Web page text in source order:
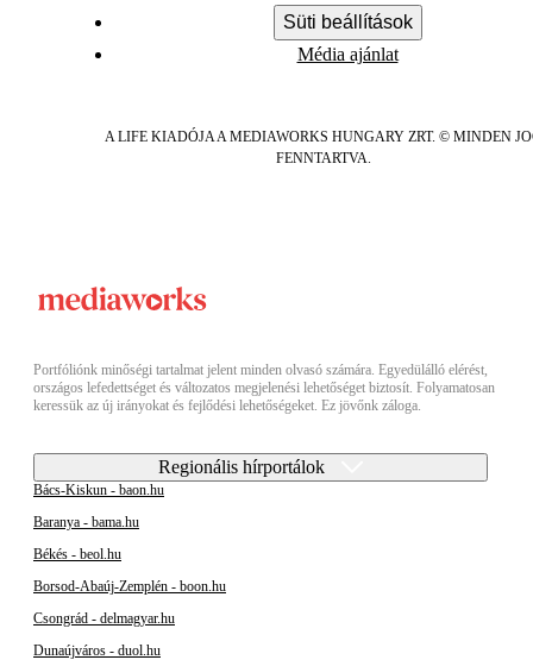
Süti beállítások
Média ajánlat
A LIFE KIADÓJA A MEDIAWORKS HUNGARY ZRT. © MINDEN
FENNTARTVA.
Portfóliónk minőségi tartalmat jelent minden olvasó számára. Egyedülálló elérést,
országos lefedettséget és változatos megjelenési lehetőséget biztosít. Folyamatosan
keressük az új irányokat és fejlődési lehetőségeket. Ez jövőnk záloga.
Regionális hírportálok
Bács-Kiskun - baon.hu
Baranya - bama.hu
Békés - beol.hu
Borsod-Abaúj-Zemplén - boon.hu
Csongrád - delmagyar.hu
Dunaújváros - duol.hu